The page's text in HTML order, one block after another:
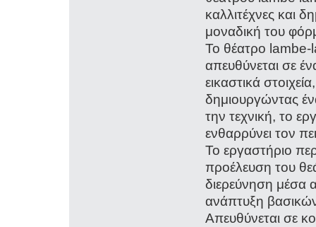
καλλιτέχνες και
μοναδική του
Το θέατρο
απευθύνεται σε
εικαστικά
δημιουργώντας
την τεχνική, το
ενθαρρύνει τον
Το εργαστήριο
προέλευση του
διερεύνηση μέσα
ανάπτυξη
Απευθύνεται σε